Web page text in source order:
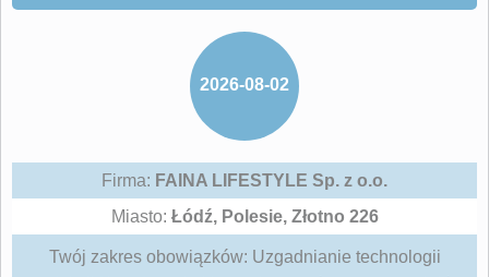
2026-08-02
Firma: FAINA LIFESTYLE Sp. z o.o.
Miasto: Łódź, Polesie, Złotno 226
Twój zakres obowiązków: Uzgadnianie technologii